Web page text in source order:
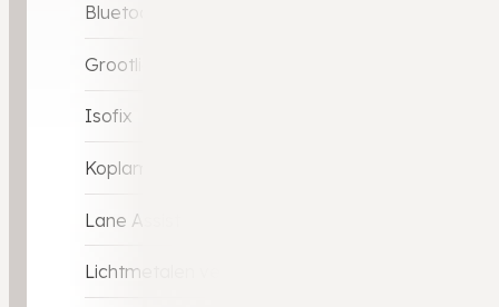
Bluetooth
Grootlicht-assistent
Isofix
Koplampen adaptief
Lane Assist
Lichtmetalen velgen 19"